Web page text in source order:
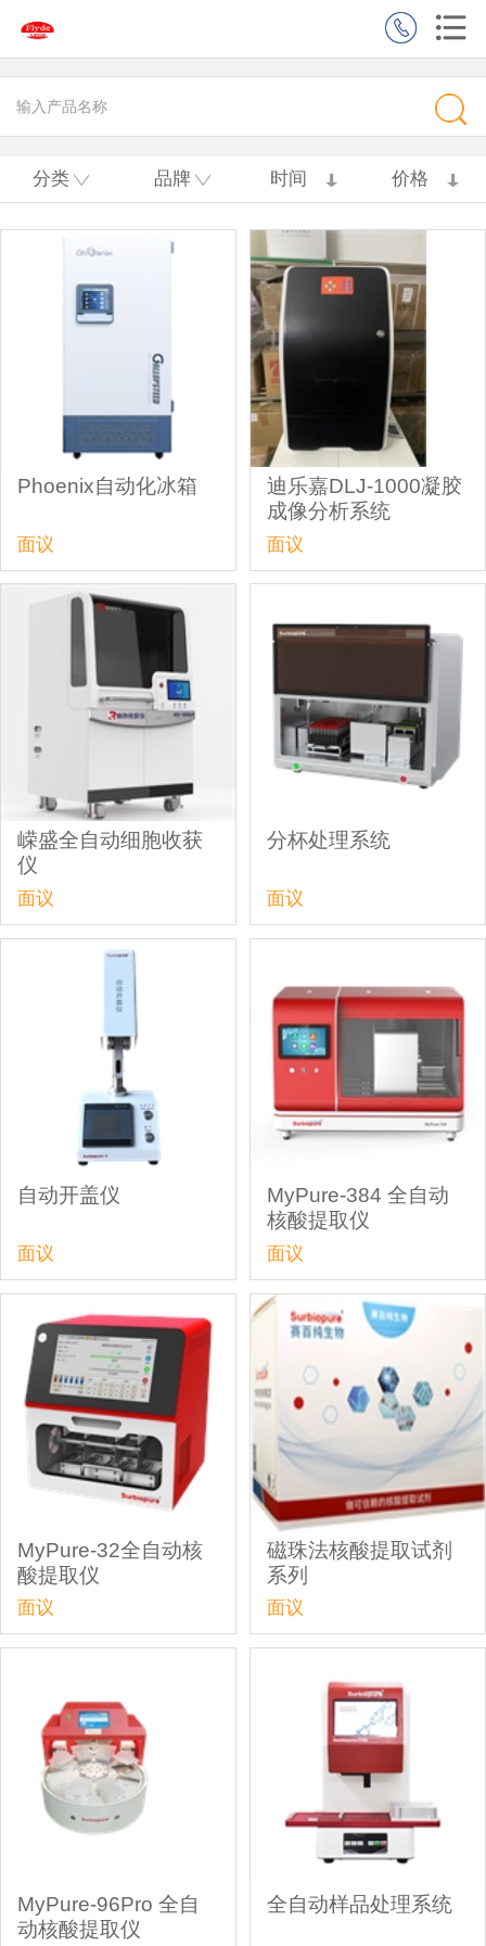
分类 品牌 时间 价格
Phoenix自动化冰箱
面议
迪乐嘉DLJ-1000凝胶
成像分析系统
面议
嵘盛全自动细胞收获
仪
面议
分杯处理系统
面议
自动开盖仪
面议
MyPure-384 全自动
核酸提取仪
面议
MyPure-32全自动核
酸提取仪
面议
磁珠法核酸提取试剂
系列
面议
MyPure-96Pro 全自
动核酸提取仪
全自动样品处理系统